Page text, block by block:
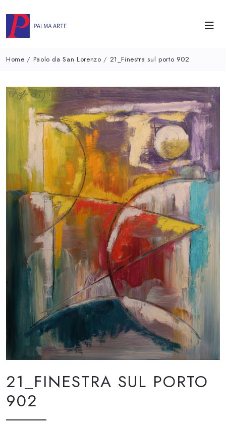
Home / Paolo da San Lorenzo / 21_Finestra sul porto 902
21_FINESTRA SUL PORTO
902